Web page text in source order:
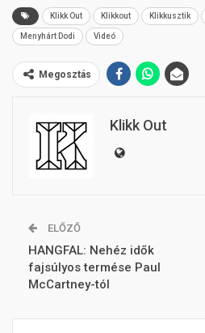
Klikk Out Klikkout Klikkusztik
Menyhárt Dodi Videó
Megosztás
Klikk Out
ELŐZŐ
HANGFAL: Nehéz idők
fajsúlyos termése Paul
McCartney-tól